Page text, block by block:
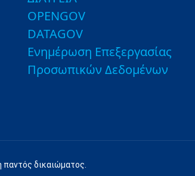
OPENGOV
DATAGOV
Ενημέρωση Επεξεργασίας
Προσωπικών Δεδομένων
δικαιώματος.